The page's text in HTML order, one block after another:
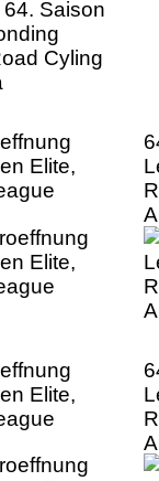
Elite,
Elite,